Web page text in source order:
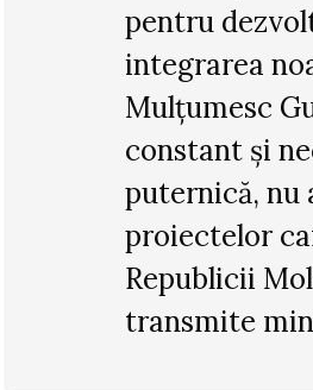
pentru
integrarea
Mulțumesc
constant și
puternică, nu
proiectelor
Republicii
transmite